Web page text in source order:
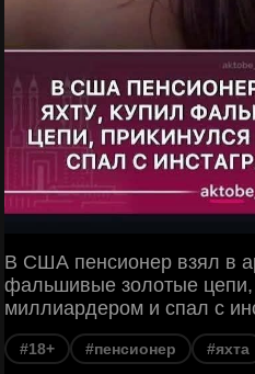
В США пенсионер взял в
фальшивые золотые цепи,
миллиардером и спал с
#18+ #пенсионер #яхта